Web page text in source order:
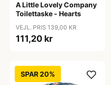
A Little Lovely Company
Toilettaske - Hearts
VEJL. PRIS 139,00 KR
111,20 kr
SPAR 20%